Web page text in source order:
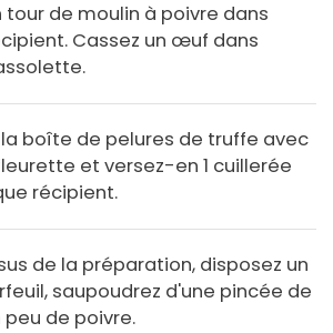
tour de moulin à poivre dans
Cassez un œuf dans
boîte de pelures de truffe avec
et versez-en 1 cuillerée
récipient.
de la préparation, disposez un
saupoudrez d'une pincée de
peu de poivre.